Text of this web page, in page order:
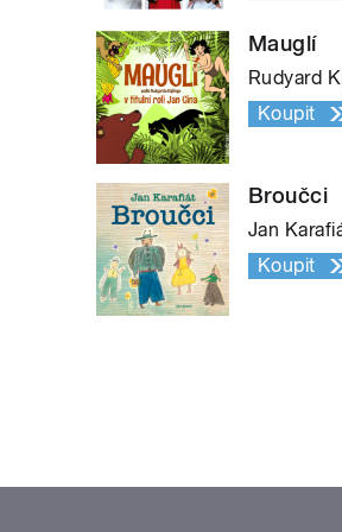
Mauglí
Rudyard
Koupit
Broučci
Jan
Koupit